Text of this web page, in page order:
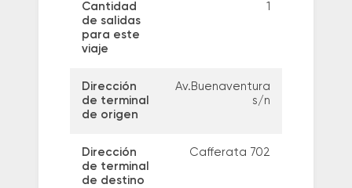
Cantidad
de salidas
para este
viaje
1
Dirección
de terminal
de origen
Av.Buenaventura
s/n
Dirección
de terminal
de destino
Cafferata 702